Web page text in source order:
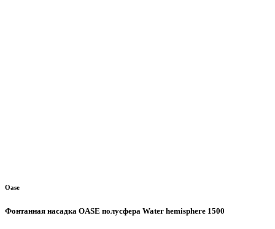
Oase
Фонтанная насадка OASE полусфера Water hemisphere 1500